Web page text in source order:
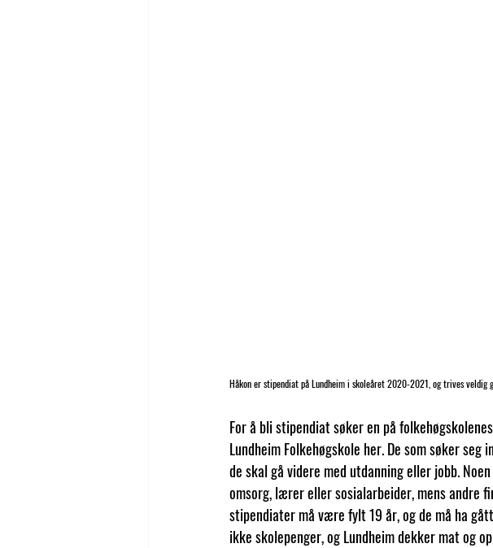
Håkon er stipendiat på Lundheim i skoleåret 2020-2021, og trives veldig
For å bli stipendiat søker en på
Lundheim Folkehøgskole her. De som søker
de skal gå videre med utdanning eller jobb.
omsorg, lærer eller sosialarbeider, mens andre
stipendiater må være fylt 19 år, og de må ha
ikke skolepenger, og Lundheim dekker mat og